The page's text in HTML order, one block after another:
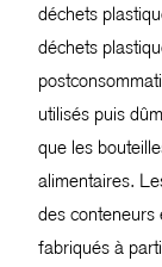
déchets
déchets
utilisés puis
que les
alimentaires.
des conteneurs
fabriqués à